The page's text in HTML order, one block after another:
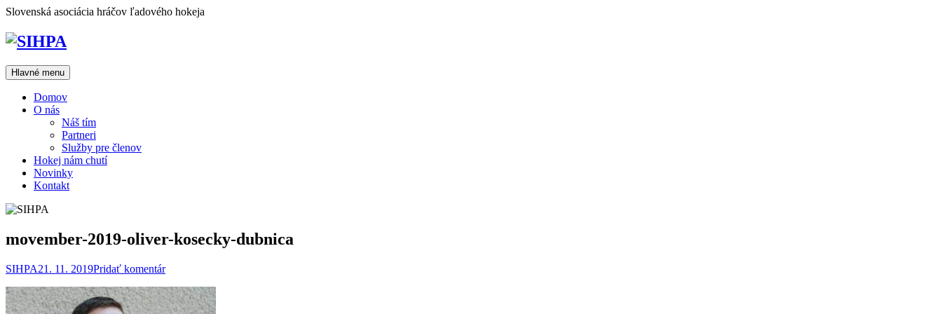
Prejsť
obsah
Slovenská asociácia hráčov ľadového hokeja
Hlavné menu
Domov
O nás
Náš tím
Partneri
Služby pre členov
Hokej nám chutí
Novinky
Kontakt
movember-2019-oliver-kosecky-dubnica
SIHPA21. 11. 2019Pridať komentár